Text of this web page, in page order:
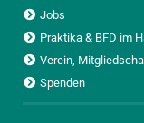
Jobs
Praktika & BFD im
Verein,
Spenden